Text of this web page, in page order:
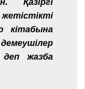
кітабына
жазба